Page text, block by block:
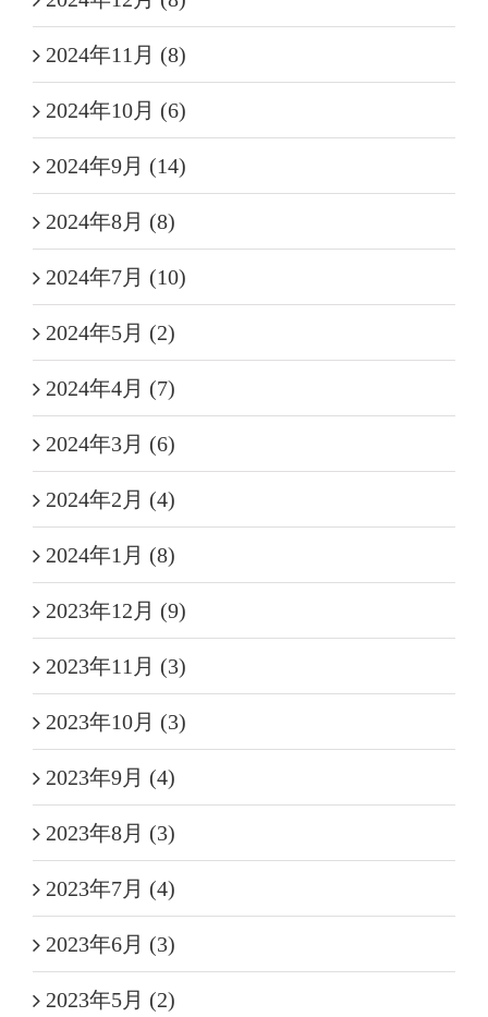
2024年11月 (8)
2024年10月 (6)
2024年9月 (14)
2024年8月 (8)
2024年7月 (10)
2024年5月 (2)
2024年4月 (7)
2024年3月 (6)
2024年2月 (4)
2024年1月 (8)
2023年12月 (9)
2023年11月 (3)
2023年10月 (3)
2023年9月 (4)
2023年8月 (3)
2023年7月 (4)
2023年6月 (3)
2023年5月 (2)